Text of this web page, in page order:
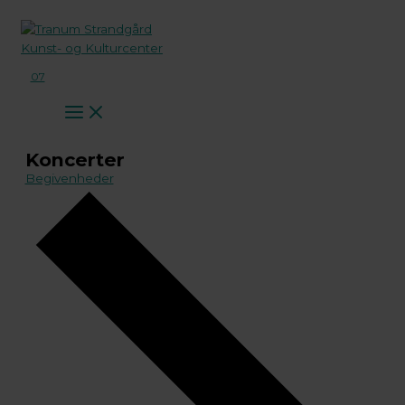
indholdet
07
Koncerter
Begivenheder